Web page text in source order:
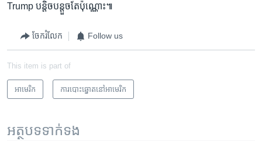
Trump បន្តិចបន្ដួច​តែ​ប៉ុណ្ណោះ៕
ចែករំលែក Follow us
This item is part of
អាមេរិក​ ការបោះឆ្នោតនៅអាមេរិក
អត្ថបទ​ទាក់ទង